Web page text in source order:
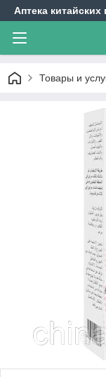
Аптека
Товары и